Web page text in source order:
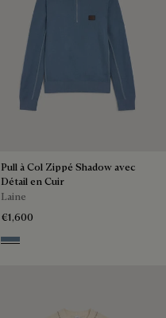
Pull à Col Zippé Shadow avec
Détail en Cuir
Laine
€1,600
Dark Woad